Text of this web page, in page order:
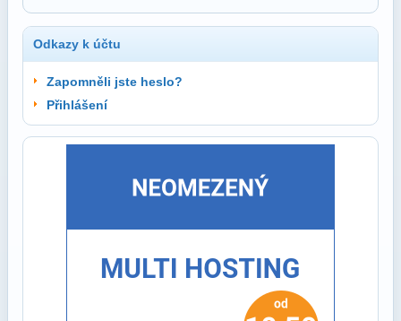
Odkazy k účtu
Zapomněli jste heslo?
Přihlášení